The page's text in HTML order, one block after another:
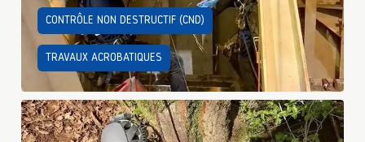
CONTRÔLE NON DESTRUCTIF (CND)
TRAVAUX ACROBATIQUES